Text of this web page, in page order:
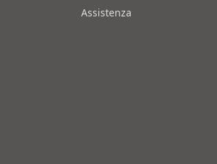
Assistenza